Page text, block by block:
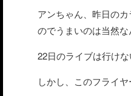
アンちゃん、昨日の
のでうまいのは当然
22日のライブは行け
しかし、このフライ